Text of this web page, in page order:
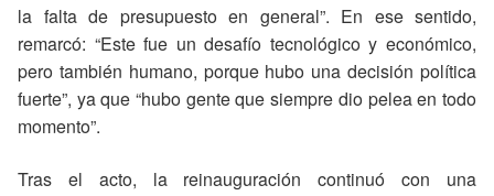
la falta de presupuesto en general”. En ese sentido,
remarcó: “Este fue un desafío tecnológico y económico,
pero también humano, porque hubo una decisión política
fuerte”, ya que “hubo gente que siempre dio pelea en todo
momento”.
Tras el acto, la reinauguración continuó con una